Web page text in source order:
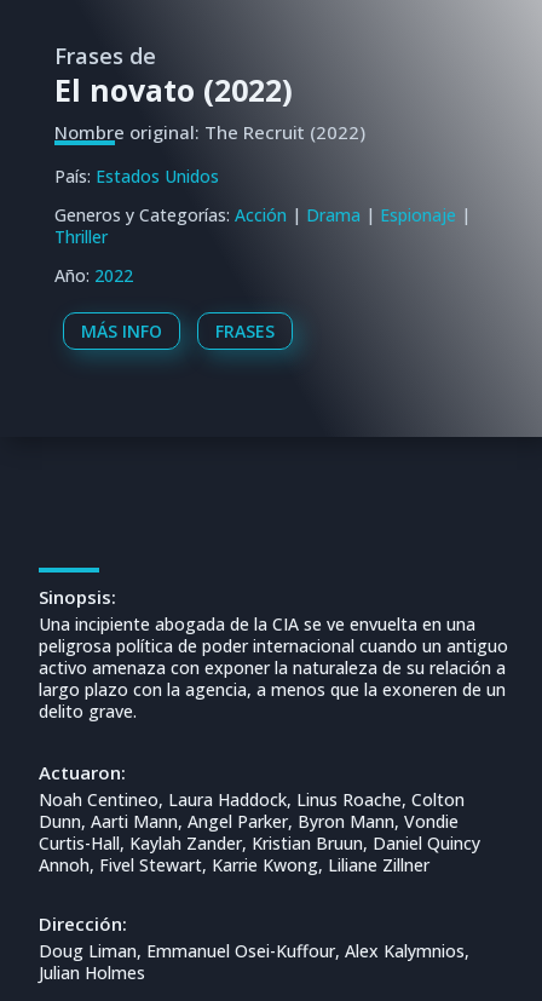
Frases de
El novato (2022)
Nombre original: The Recruit (2022)
País: Estados Unidos
Generos y Categorías: Acción | Drama | Espionaje |
Thriller
Año: 2022
MÁS INFO FRASES
Sinopsis:
Una incipiente abogada de la CIA se ve envuelta en una
peligrosa política de poder internacional cuando un antiguo
activo amenaza con exponer la naturaleza de su relación a
largo plazo con la agencia, a menos que la exoneren de un
delito grave.
Actuaron:
Noah Centineo, Laura Haddock, Linus Roache, Colton
Dunn, Aarti Mann, Angel Parker, Byron Mann, Vondie
Curtis-Hall, Kaylah Zander, Kristian Bruun, Daniel Quincy
Annoh, Fivel Stewart, Karrie Kwong, Liliane Zillner
Dirección:
Doug Liman, Emmanuel Osei-Kuffour, Alex Kalymnios,
Julian Holmes